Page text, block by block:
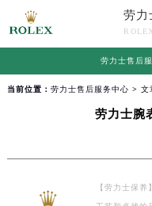
劳力
劳力士售后
当前位置： 劳力士售后服务中心 > 文
劳力士腕
【劳力士保